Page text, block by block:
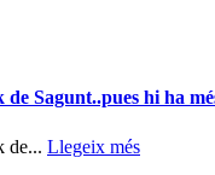
Sagunt..pues hi ha
de... Llegeix més